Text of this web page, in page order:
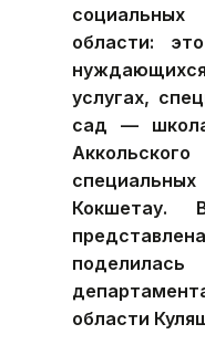
области:
услугах,
сад —
Кокшетау.
области